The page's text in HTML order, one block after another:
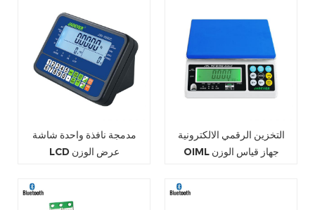
مدمجة نافذة واحدة شاشة
LCD عرض الوزن
التخزين الرقمي الالكترونية
OIML جهاز قياس الوزن